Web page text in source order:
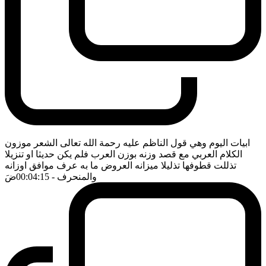
ابيات اليوم وهي قول الناظم عليه رحمة الله تعالى الشعر موزون
الكلام العربي مع قصد وزنه بوزن العرب فلم يكن حديثا او تنزيلا
تذللت قطوفها تذليلا ميزانه العروض ما به عرف موافق اوزانه
والمنحرف - 00:04:15 ضَ